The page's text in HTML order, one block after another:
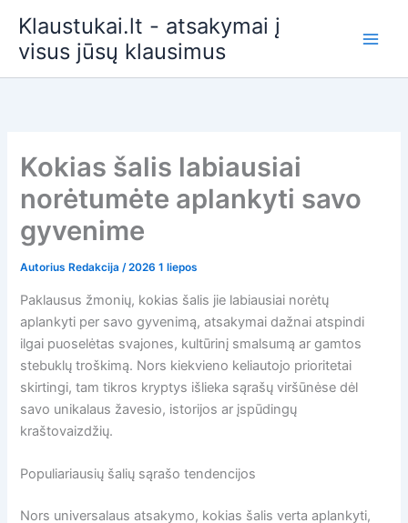
prie
turinio
Klaustukai.lt - atsakymai į
visus jūsų klausimus
Kokias šalis labiausiai
norėtumėte aplankyti savo
gyvenime
Autorius Redakcija/2026 1 liepos
Paklausus žmonių, kokias šalis jie labiausiai norėtų
aplankyti per savo gyvenimą, atsakymai dažnai atspindi
ilgai puoselėtas svajones, kultūrinį smalsumą ar gamtos
stebuklų troškimą. Nors kiekvieno keliautojo prioritetai
skirtingi, tam tikros kryptys išlieka sąrašų viršūnėse dėl
savo unikalaus žavesio, istorijos ar įspūdingų
kraštovaizdžių.
Populiariausių šalių sąrašo tendencijos
Nors universalaus atsakymo, kokias šalis verta aplankyti,